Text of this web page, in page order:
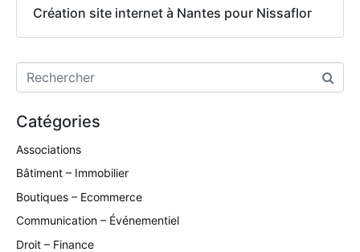
Création site internet à Nantes pour Nissaflor
Catégories
Associations
Bâtiment – Immobilier
Boutiques – Ecommerce
Communication – Événementiel
Droit – Finance